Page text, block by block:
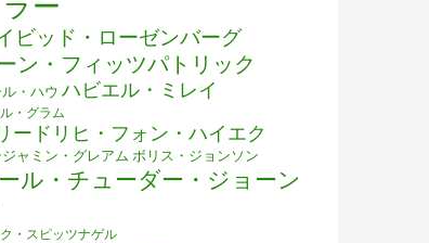
ビッド・ローゼンバーグ
ン・フィッツパトリック
・ハウ ハビエル・ミレイ
・グラム
ードリヒ・フォン・ハイエク
ャミン・グレアム ボリス・ジョンソン
ル・チューダー・ジョーン
・スピッツナゲル